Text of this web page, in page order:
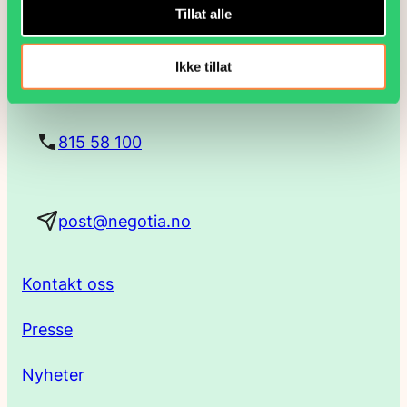
Tillat alle
Ikke tillat
o
s
PB 9187 Grønland, 0187 Oslo
Lakkegata 23, 0134 Oslo
815 58 100
post@negotia.no
Kontakt oss
Presse
Nyheter